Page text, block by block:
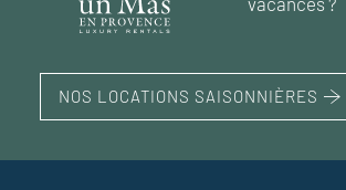
NOS LOCATIONS SAISONNIÈRES